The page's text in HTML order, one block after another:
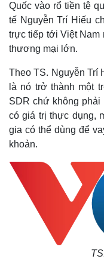
Quốc vào rổ tiền tệ
tế Nguyễn Trí Hiếu
trực tiếp tới Việt
thương mại lớn.
Theo TS. Nguyễn Trí
là nó trở thành một
SDR chứ không phải
có giá trị thực dụng,
gia có thể dùng để
khoản.